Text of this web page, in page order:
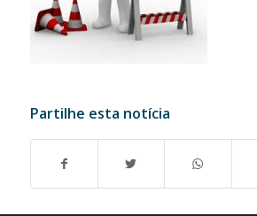
Partilhe esta notícia